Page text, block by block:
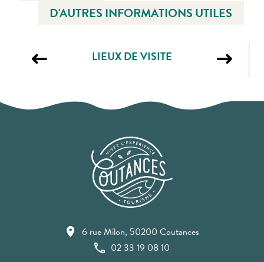
D'AUTRES INFORMATIONS UTILES
LIEUX DE VISITE
6 rue Milon, 50200 Coutances
02 33 19 08 10